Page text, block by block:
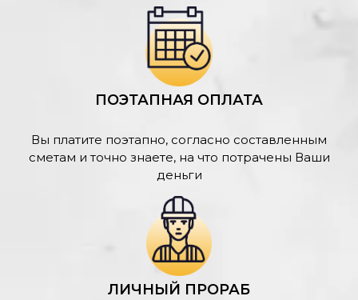
ПОЭТАПНАЯ ОПЛАТА
Вы платите поэтапно, согласно составленным
сметам и точно знаете, на что потрачены Ваши
деньги
ЛИЧНЫЙ ПРОРАБ